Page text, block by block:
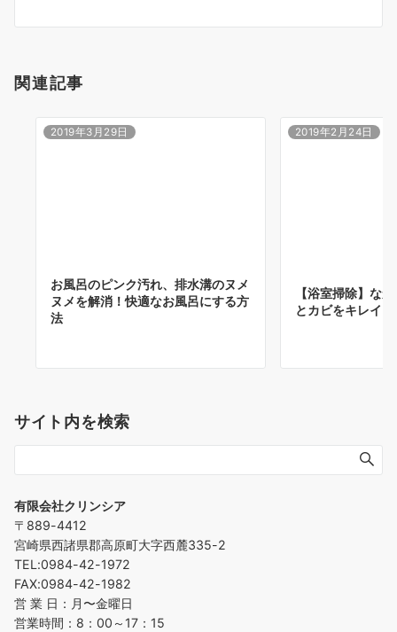
ン
関連記事
2019年3月29日
お風呂のピンク汚れ、排水溝のヌメ
ヌメを解消！快適なお風呂にする方
法
2019年2月24日
【浴室掃除】な
とカビをキレイ
サイト内を検索
有限会社クリンシア
〒889-4412
宮崎県西諸県郡高原町大字西麓335-2
TEL:0984-42-1972
FAX:0984-42-1982
営 業 日：月〜金曜日
営業時間：8：00～17：15